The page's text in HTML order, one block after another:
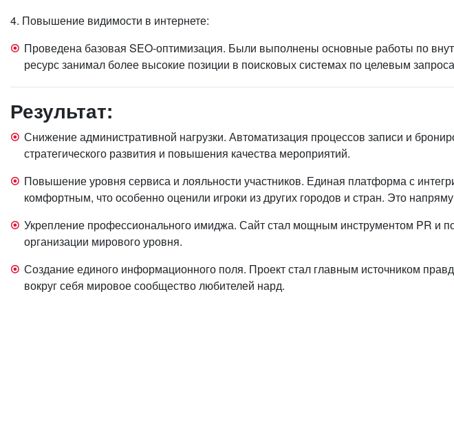
4. Повышение видимости в интернете:
Проведена базовая SEO-оптимизация. Были выполнены основные работы по
ресурс занимал более высокие позиции в поисковых системах по целевым
Результат:
Снижение административной нагрузки. Автоматизация процессов записи и
стратегического развития и повышения качества мероприятий.
Повышение уровня сервиса и лояльности участников. Единая платформа с
комфортным, что особенно оценили игроки из других городов и стран. Это
Укрепление профессионального имиджа. Сайт стал мощным инструментом PR и
организации мирового уровня.
Создание единого информационного поля. Проект стал главным источником
вокруг себя мировое сообщество любителей нард.